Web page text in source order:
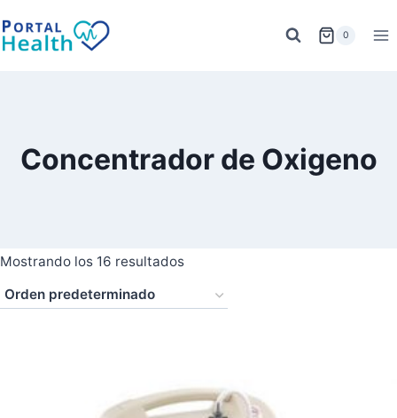
al
0
Concentrador de Oxigeno
Mostrando los 16 resultados